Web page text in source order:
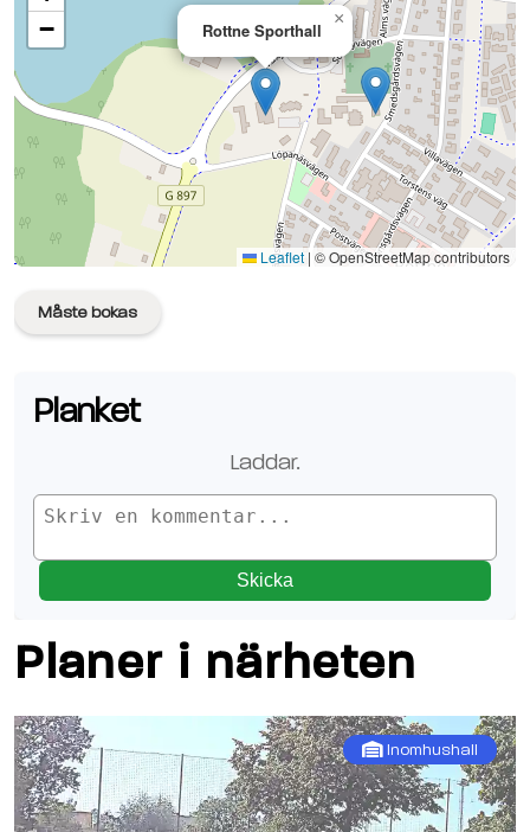
Rottne Sporthall
×
−
Leaflet | © OpenStreetMap contributors
Se planen på Google Maps
Måste bokas
Planket
Laddar.
Skicka
Planer i närheten
Inomhushall